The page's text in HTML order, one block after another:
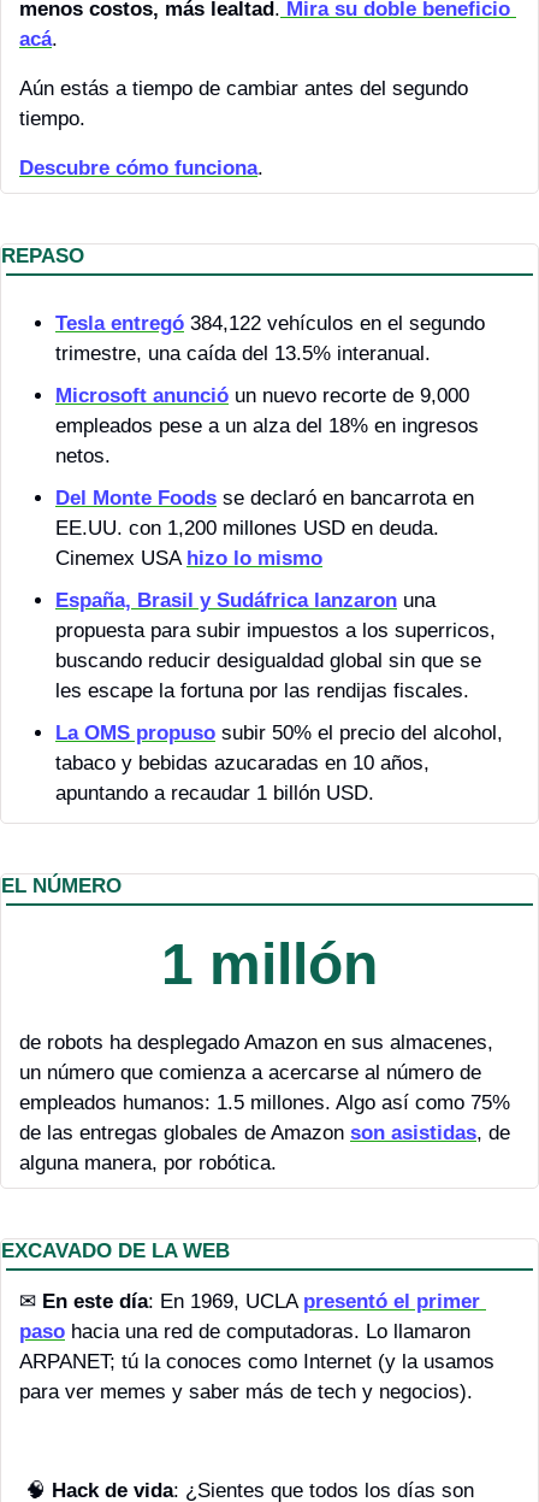
menos costos, más lealtad . Mira su doble beneficio
acá.
Aún estás a tiempo de cambiar antes del segundo
tiempo.
Descubre cómo funciona.
REPASO
Tesla entregó 384,122 vehículos en el segundo
trimestre, una caída del 13.5% interanual.
Microsoft anunció un nuevo recorte de 9,000
empleados pese a un alza del 18% en ingresos
netos.
Del Monte Foods se declaró en bancarrota en
EE.UU. con 1,200 millones USD en deuda.
Cinemex USA hizo lo mismo
España, Brasil y Sudáfrica lanzaron una
propuesta para subir impuestos a los superricos,
buscando reducir desigualdad global sin que se
les escape la fortuna por las rendijas fiscales.
La OMS propuso subir 50% el precio del alcohol,
tabaco y bebidas azucaradas en 10 años,
apuntando a recaudar 1 billón USD.
EL NÚMERO
1 millón
de robots ha desplegado Amazon en sus almacenes,
un número que comienza a acercarse al número de
empleados humanos: 1.5 millones. Algo así como 75%
de las entregas globales de Amazon son asistidas, de
alguna manera, por robótica.
EXCAVADO DE LA WEB
✉ En este día: En 1969, UCLA presentó el primer
paso hacia una red de computadoras. Lo llamaron
ARPANET; tú la conoces como Internet (y la usamos
para ver memes y saber más de tech y negocios).
🧠 Hack de vida: ¿Sientes que todos los días son